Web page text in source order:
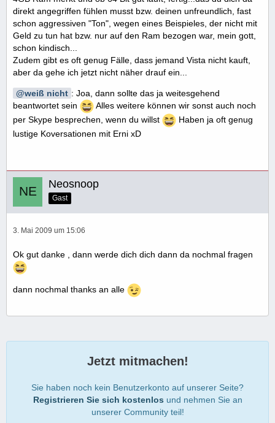
direkt angegriffen fühlen musst bzw. deinen unfreundlich, fast
schon aggressiven "Ton", wegen eines Beispieles, der nicht mit
Geld zu tun hat bzw. nur auf den Ram bezogen war, mein gott,
schon kindisch...
Zudem gibt es oft genug Fälle, dass jemand Vista nicht kauft,
aber da gehe ich jetzt nicht näher drauf ein...
weiß nicht : Joa, dann sollte das ja weitesgehend
beantwortet sein
Alles weitere können wir sonst auch noch
per Skype besprechen, wenn du willst
Haben ja oft genug
lustige Koversationen mit Erni xD
Neosnoop
Gast
3. Mai 2009 um 15:06
Ok gut danke , dann werde dich dich dann da nochmal fragen
dann nochmal thanks an alle
Jetzt mitmachen!
Sie haben noch kein Benutzerkonto auf unserer Seite?
Registrieren Sie sich kostenlos und nehmen Sie an
unserer Community teil!